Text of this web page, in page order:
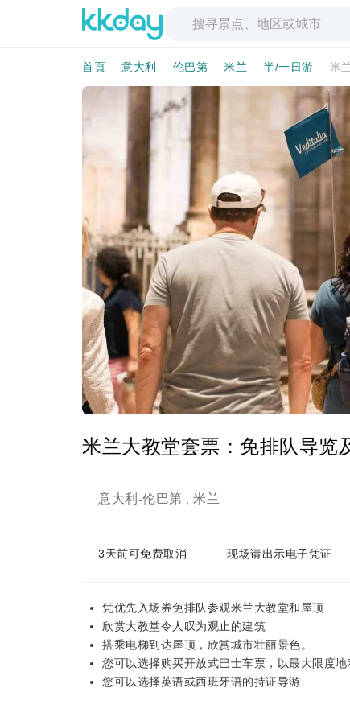
首頁 意大利 伦巴第 米兰 半/一日游 米
米兰大教堂套票：免排队导览
意大利 -伦巴第 米兰
3天前可免费取消 现场请出示电子凭证
凭优先入场券免排队参观米兰大教堂和屋顶
欣赏大教堂令人叹为观止的建筑
搭乘电梯到达屋顶，欣赏城市壮丽景色。
您可以选择购买开放式巴士车票，以最大限度地
您可以选择英语或西班牙语的持证导游